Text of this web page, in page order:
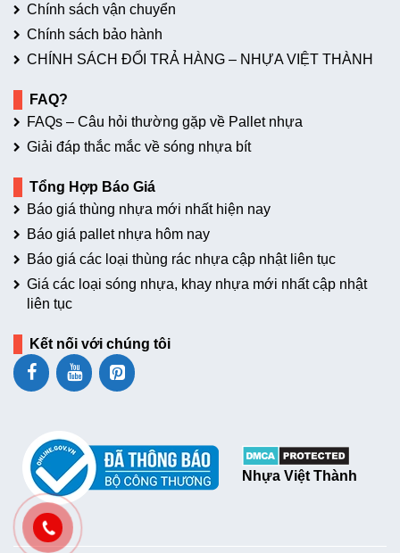
Chính sách vận chuyển
Chính sách bảo hành
CHÍNH SÁCH ĐỔI TRẢ HÀNG – NHỰA VIỆT THÀNH
FAQ?
FAQs – Câu hỏi thường gặp về Pallet nhựa
Giải đáp thắc mắc về sóng nhựa bít
Tổng Hợp Báo Giá
Báo giá thùng nhựa mới nhất hiện nay
Báo giá pallet nhựa hôm nay
Báo giá các loại thùng rác nhựa cập nhật liên tục
Giá các loại sóng nhựa, khay nhựa mới nhất cập nhật
liên tục
Kết nối với chúng tôi
Nhựa Việt Thành